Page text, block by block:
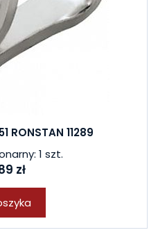
RONSTAN 11289
1 szt.
zł